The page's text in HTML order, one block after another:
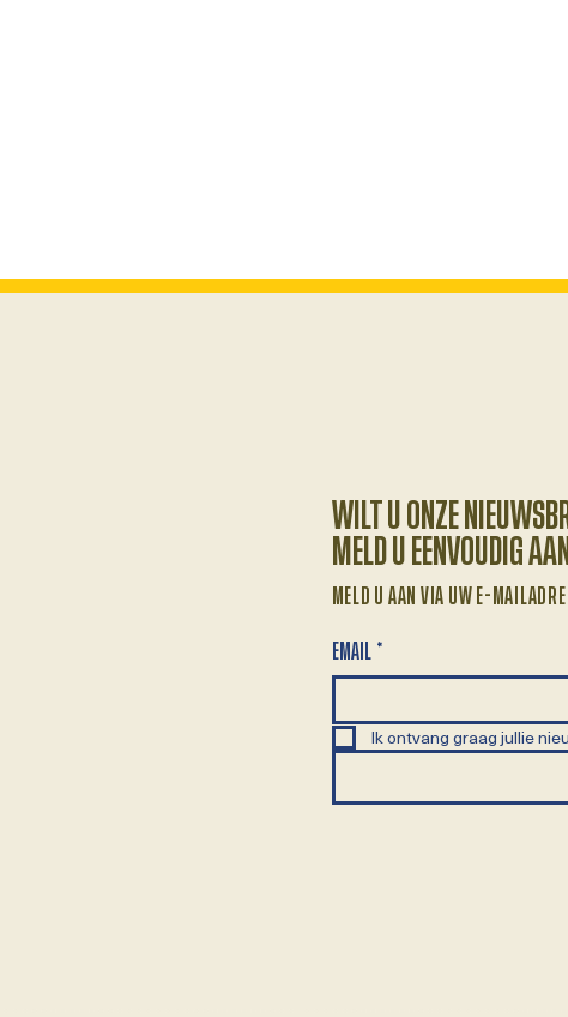
WILT U ONZE
MELD U EENVOUDIG AAN
MELD U AAN VIA UW E-
EMAIL *
Ik ontvang graag jullie